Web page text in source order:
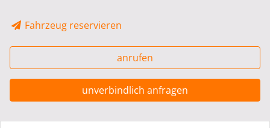
Fahrzeug reservieren
anrufen
unverbindlich anfragen